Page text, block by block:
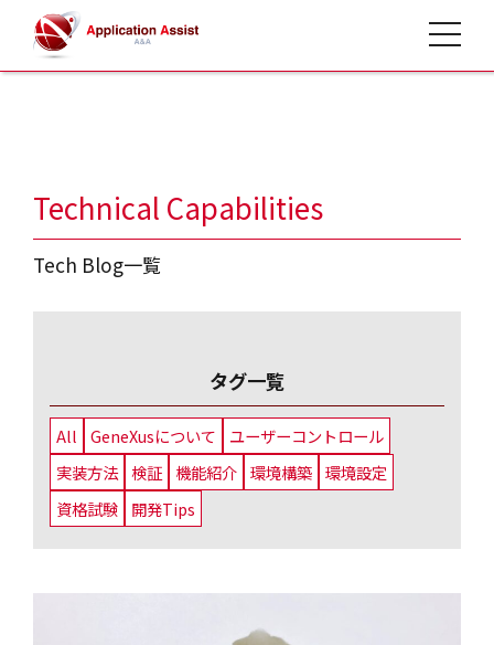
toggle
HOME>タグ 実装方法
Technical Capabilities
Tech Blog一覧
タグ一覧
All GeneXusについて
ユーザーコントロール
実装方法 検証 機能紹介 環境構築 環境設定
資格試験
開発Tips